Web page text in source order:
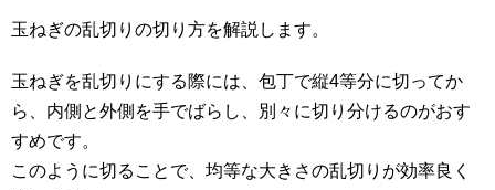
玉ねぎの乱切りの切り方を解説します。
玉ねぎを乱切りにする際には、包丁で縦4等分に切ってか
ら、内側と外側を手でばらし、別々に切り分けるのがおす
すめです。
このように切ることで、均等な大きさの乱切りが効率良く